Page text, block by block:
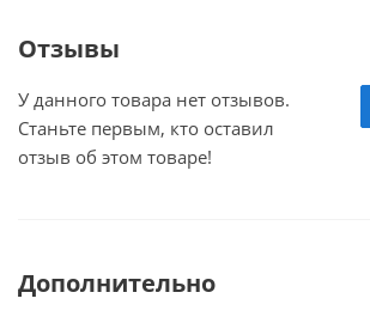
Отзывы
У данного товара нет отзывов.
Станьте первым, кто оставил
отзыв об этом товаре!
Дополнительно